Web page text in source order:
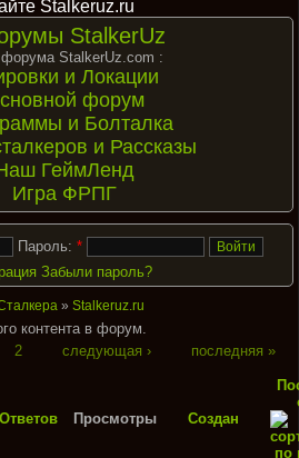
Stalkeruz.ru
StalkerUz
StalkerUz.com :
и Локации
форум
и Болталка
и Рассказы
ГеймЛенд
Игра ФРПГ
Пароль: *
Забыли пароль?
» Stalkeruz.ru
контента в форум.
2 следующая › последняя »
Ответов Просмотры Создан